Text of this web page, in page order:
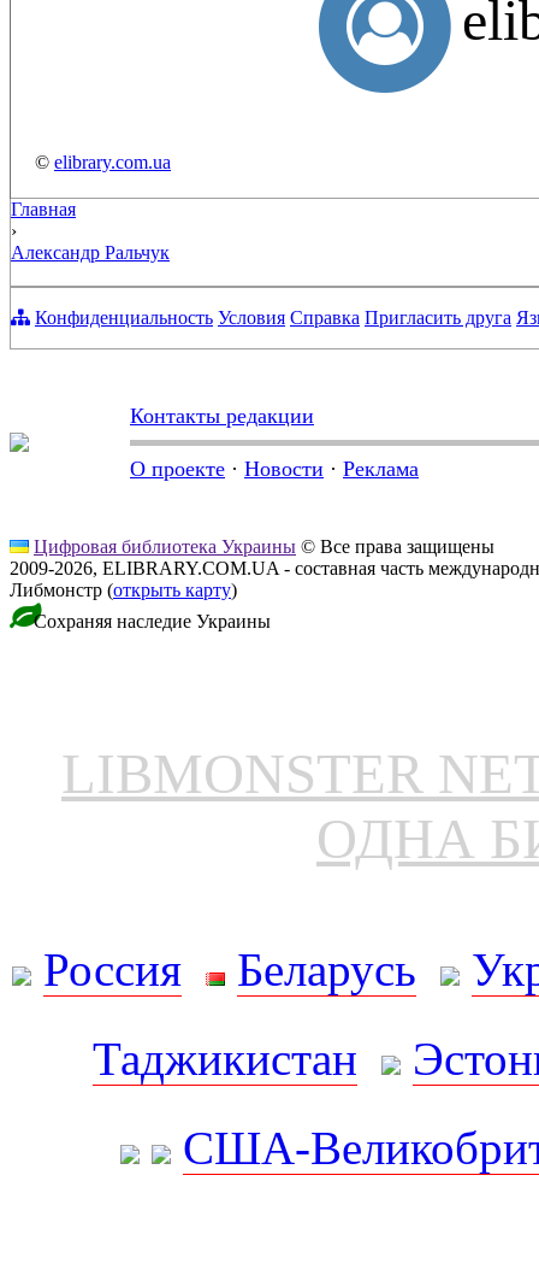
© elibrary.com.ua
Главная
›
Александр Ральчук
Конфиденциальность Условия Справка Пригласить друга
Контакты редакции
О проекте · Новости · Реклама
Цифровая библиотека Украины © Все права защищены
2009-2026, ELIBRARY.COM.UA - составная часть
Либмонстр (открыть карту)
Сохраняя наследие Украины
LIBMONSTER
ОДНА
Россия Беларусь
Таджикистан
США-